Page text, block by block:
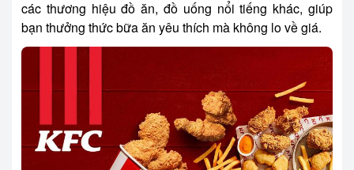
các thương hiệu đồ ăn, đồ uống nổi tiếng khác, giúp
bạn thưởng thức bữa ăn yêu thích mà không lo về giá.